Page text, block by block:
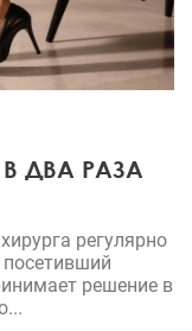
ДВА РАЗА
регулярно
посетивший
решение в